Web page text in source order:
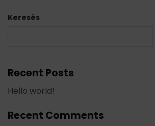
Keresés
Recent Posts
Hello world!
Recent Comments